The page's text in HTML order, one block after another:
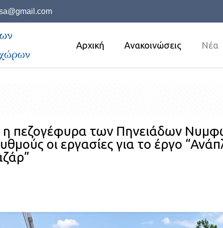
Αρχική Ανακοινώσεις Νέα
πεζογέφυρα των Πηνειάδων
οι εργασίες για το έργο